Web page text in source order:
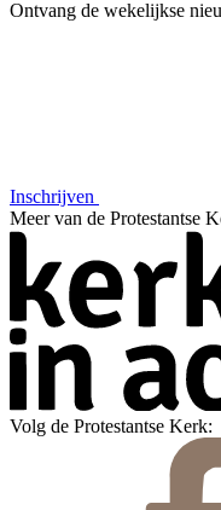
Ontvang de wekelijkse
Inschrijven
Meer van de Protestantse
Volg de Protestantse Kerk: